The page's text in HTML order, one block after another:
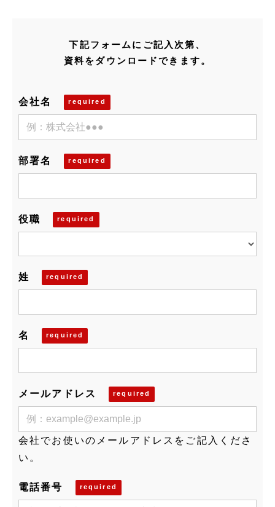
下記フォームにご記入次第、
資料をダウンロードできます。
会社名
部署名
役職
姓
名
メールアドレス
会社でお使いのメールアドレスをご記入くださ
い。
電話番号